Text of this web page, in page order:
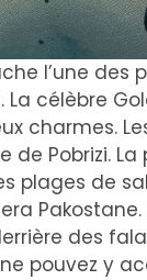
l’une des
célèbre
charmes.
de Pobrizi.
plages de
des
pouvez y